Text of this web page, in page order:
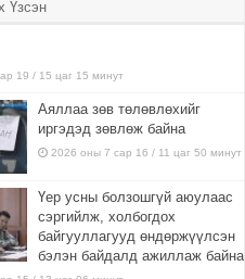
Үзсэн
19 / 15 цаг 15 минут
Аяллаа зөв төлөвлөхийг
иргэдэд зөвлөж байна
2026 оны 7 сар 16 / 11 цаг 50 минут
Үер усны болзошгүй аюулаас
сэргийлж, холбогдох
байгууллагууд өндөржүүлсэн
бэлэн байдалд ажиллаж байна